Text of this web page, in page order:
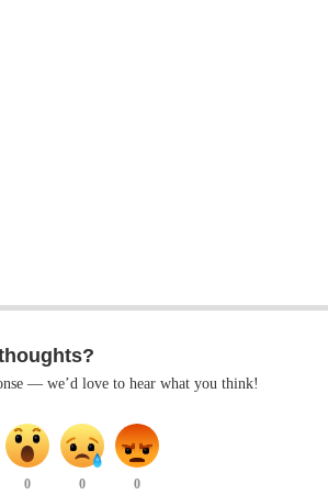
— we’d love to hear what you think!
0 0 0